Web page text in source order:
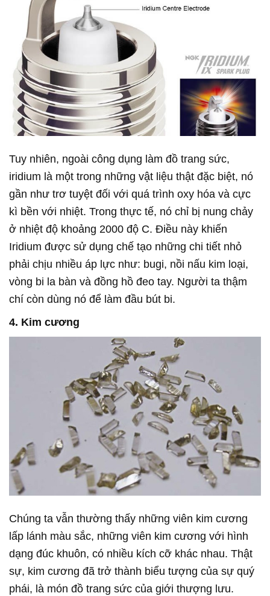
Tuy nhiên, ngoài công dụng làm đồ trang sức,
iridium là một trong những vật liệu thật đặc biệt, nó
gần như trơ tuyệt đối với quá trình oxy hóa và cực
kì bền với nhiệt. Trong thực tế, nó chỉ bị nung chảy
ở nhiệt độ khoảng 2000 độ C. Điều này khiến
Iridium được sử dụng chế tạo những chi tiết nhỏ
phải chịu nhiều áp lực như: bugi, nồi nấu kim loại,
vòng bi la bàn và đồng hồ đeo tay. Người ta thậm
chí còn dùng nó để làm đầu bút bi.
4. Kim cương
Chúng ta vẫn thường thấy những viên kim cương
lấp lánh màu sắc, những viên kim cương với hình
dạng đúc khuôn, có nhiều kích cỡ khác nhau. Thật
sự, kim cương đã trở thành biểu tượng của sự quý
phái, là món đồ trang sức của giới thượng lưu.